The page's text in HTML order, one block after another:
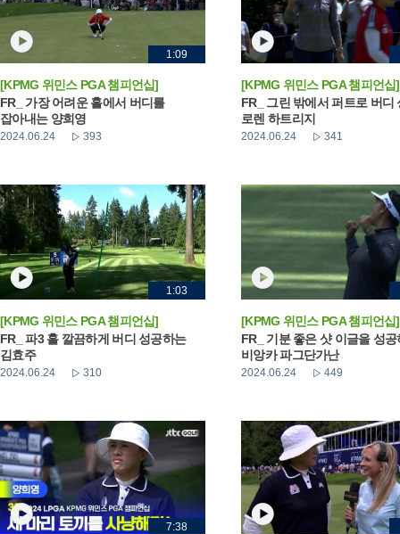
1:09
[KPMG 위민스 PGA 챔피언십]
FR_ 가장 어려운 홀에서 버디를
잡아내는 양희영
2024.06.24 393
[KPMG 위민스 PGA 챔피언십]
FR_ 그린 밖에서 퍼트로 버디
로렌 하트리지
2024.06.24 341
1:03
[KPMG 위민스 PGA 챔피언십]
FR_ 파3 홀 깔끔하게 버디 성공하는
김효주
2024.06.24 310
[KPMG 위민스 PGA 챔피언십]
FR_ 기분 좋은 샷 이글을 성공
비앙카 파그단가난
2024.06.24 449
7:38